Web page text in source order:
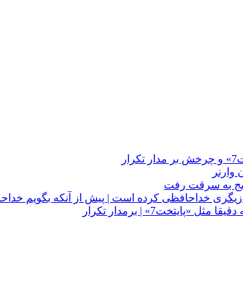
خداحافظی کرده است | پیش از آنکه بگویم
| برمدار تکرار